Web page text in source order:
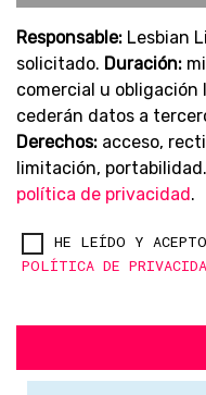
Responsable: Lesbian
solicitado. Duración:
comercial u obligación
cederán datos a
Derechos: acceso,
limitación,
política de privacidad .
HE LEÍDO Y
POLÍTICA DE